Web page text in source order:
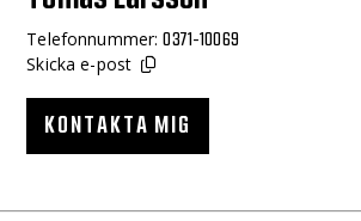
Telefonnummer:0371-10069
Skicka e-post
KONTAKTA MIG